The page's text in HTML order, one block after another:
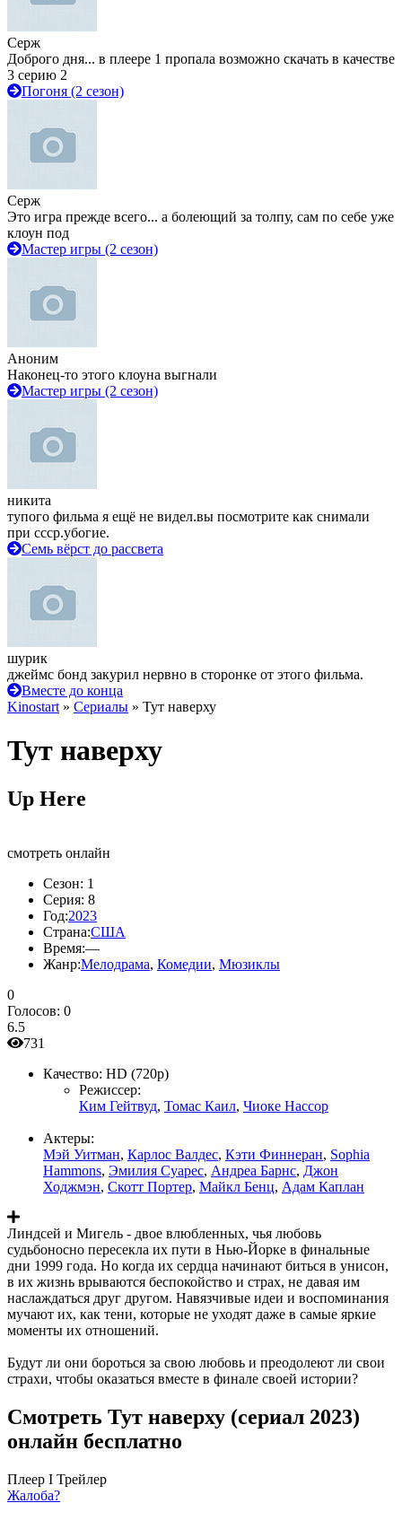
Серж
Доброго дня... в плеере 1 пропала возможно скачать в качестве
3 серию 2
Погоня (2 сезон)
Серж
Это игра прежде всего... а болеющий за толпу, сам по себе уже
клоун под
Мастер игры (2 сезон)
Аноним
Наконец-то этого клоуна выгнали
Мастер игры (2 сезон)
никита
тупого фильма я ещё не видел.вы посмотрите как снимали
при ссср.убогие.
Семь вёрст до рассвета
шурик
джеймс бонд закурил нервно в сторонке от этого фильма.
Вместе до конца
Kinostart » Сериалы » Тут наверху
Тут наверху
Up Here
смотреть онлайн
Сезон: 1
Серия: 8
Год:2023
Страна:США
Время:—
Жанр:Мелодрама, Комедии, Мюзиклы
0
Голосов: 0
6.5
731
Качество: HD (720p)
Режиссер:
Ким Гейтвуд, Томас Каил, Чиоке Нассор
Актеры:
Мэй Уитман, Карлос Валдес, Кэти Финнеран, Sophia
Hammons, Эмилия Суарес, Андреа Барнс, Джон
Ходжмэн, Скотт Портер, Майкл Бенц, Адам Каплан
Линдсей и Мигель - двое влюбленных, чья любовь
судьбоносно пересекла их пути в Нью-Йорке в финальные
дни 1999 года. Но когда их сердца начинают биться в унисон,
в их жизнь врываются беспокойство и страх, не давая им
наслаждаться друг другом. Навязчивые идеи и воспоминания
мучают их, как тени, которые не уходят даже в самые яркие
моменты их отношений.
Будут ли они бороться за свою любовь и преодолеют ли свои
страхи, чтобы оказаться вместе в финале своей истории?
Смотреть Тут наверху (сериал 2023)
онлайн бесплатно
Плеер I Трейлер
Жалоба?